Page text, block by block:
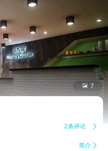
 7
2条评论 
简介 